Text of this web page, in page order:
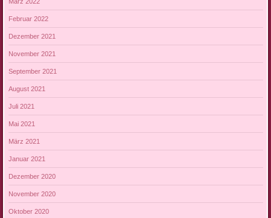
Februar 2022
Dezember 2021
November 2021
September 2021
August 2021
Juli 2021
Mai 2021
März 2021
Januar 2021
Dezember 2020
November 2020
Oktober 2020